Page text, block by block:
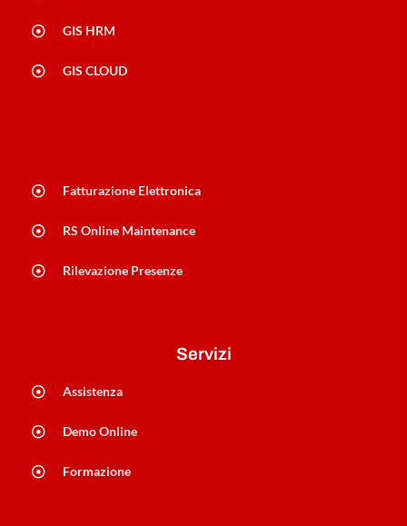
GIS HRM
GIS CLOUD
Fatturazione Elettronica
RS Online Maintenance
Rilevazione Presenze
Servizi
Assistenza
Demo Online
Formazione